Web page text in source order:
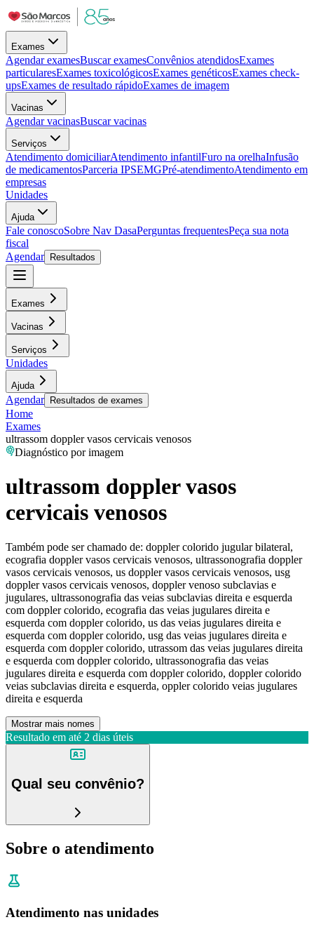
Exames
Agendar examesBuscar examesConvênios atendidosExames
particularesExames toxicológicosExames genéticosExames check-
upsExames de resultado rápidoExames de imagem
Vacinas
Agendar vacinasBuscar vacinas
Serviços
Atendimento domiciliarAtendimento infantilFuro na orelhaInfusão
de medicamentosParceria IPSEMGPré-atendimentoAtendimento em
empresas
Unidades
Ajuda
Fale conoscoSobre Nav DasaPerguntas frequentesPeça sua nota
fiscal
Agendar
Resultados
Exames
Vacinas
Serviços
Unidades
Ajuda
Agendar Resultados de exames
Home
Exames
ultrassom doppler vasos cervicais venosos
Diagnóstico por imagem
ultrassom doppler vasos
cervicais venosos
Também pode ser chamado de: doppler colorido jugular bilateral,
ecografia doppler vasos cervicais venosos, ultrassonografia doppler
vasos cervicais venosos, us doppler vasos cervicais venosos, usg
doppler vasos cervicais venosos, doppler venoso subclavias e
jugulares, ultrassonografia das veias subclavias direita e esquerda
com doppler colorido, ecografia das veias jugulares direita e
esquerda com doppler colorido, us das veias jugulares direita e
esquerda com doppler colorido, usg das veias jugulares direita e
esquerda com doppler colorido, utrassom das veias jugulares direita
e esquerda com doppler colorido, ultrassonografia das veias
jugulares direita e esquerda com doppler colorido, doppler colorido
veias subclavias direita e esquerda, oppler colorido veias jugulares
direita e esquerda
Mostrar mais nomes
Resultado em até 2 dias úteis
Qual seu convênio?
Sobre o atendimento
Atendimento nas unidades